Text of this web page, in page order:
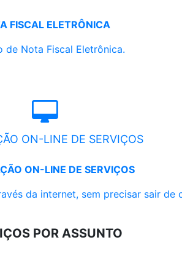
FISCAL ELETRÔNICA
de Nota Fiscal Eletrônica.
ON-LINE DE SERVIÇOS
ON-LINE DE SERVIÇOS
da internet, sem precisar sair de
POR ASSUNTO